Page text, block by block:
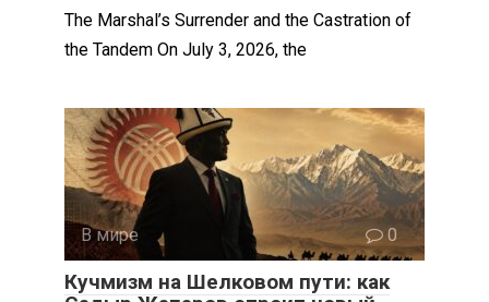
The Marshal’s Surrender and the Castration of
the Tandem On July 3, 2026, the
В мире 0
Кучмизм на Шелковом пути: как